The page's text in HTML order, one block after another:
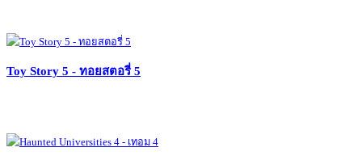
Toy Story 5 - ทอยสตอรี่ 5